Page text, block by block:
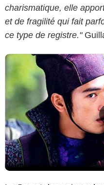
charismatique, elle
et de fragilité qui fait
ce type de registre."